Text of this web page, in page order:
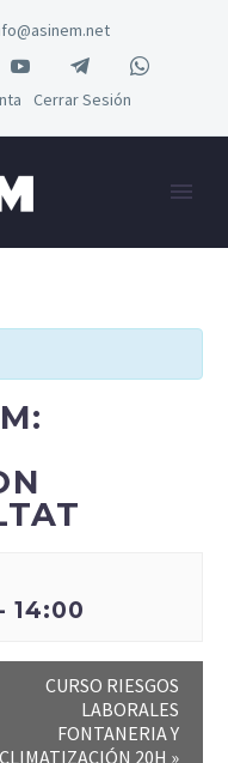
Cerrar Sesión
-14:00
CURSO RIESGOS
LABORALES
FONTANERIA Y
CLIMATIZACIÓN 20H »